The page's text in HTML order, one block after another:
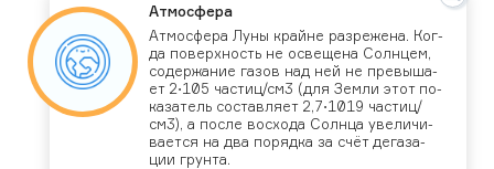
Ат­мосфе­ра
Ат­мосфе­ра Лу­ны край­не раз­ре­жена. Ког­
да по­вер­хность не ос­ве­щена Сол­нцем,
со­дер­жа­ние га­зов над ней не пре­выша­
ет 2⋅105 час­тиц/см3 (для Зем­ли этот по­
каза­тель сос­тавля­ет 2,7⋅1019 час­тиц/
см3), а пос­ле вос­хо­да Сол­нца уве­личи­
ва­ет­ся на два по­ряд­ка за счёт де­газа­
ции грун­та.